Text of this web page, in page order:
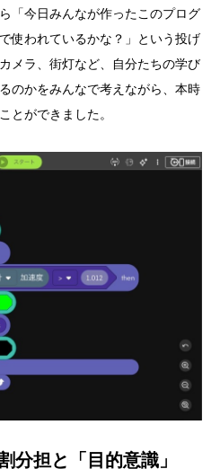
「今日みんなが作ったこのプログ
使われているかな？」という投げ
メラ、街灯など、自分たちの学び
のかをみんなで考えながら、本時
とができました。
分担と「目的意識」